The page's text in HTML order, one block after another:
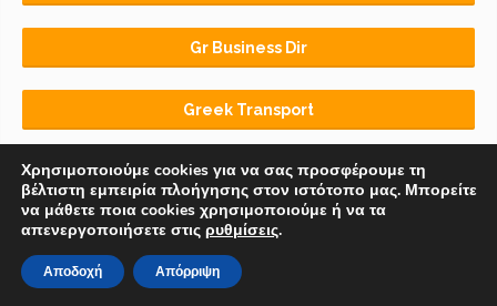
Gr Business Dir
Greek Transport
Αρχική BLOG ΟΡΟΙ ΧΡΗΣΗΣ
© 2018-2026 Copyright byEuro-Telecommerce IKE
Χρησιμοποιούμε cookies για να σας προσφέρουμε τη
βέλτιστη εμπειρία πλοήγησης στον ιστότοπο μας. Μπορείτε
να μάθετε ποια cookies χρησιμοποιούμε ή να τα
απενεργοποιήσετε στις ρυθμίσεις.
Αποδοχή Απόρριψη